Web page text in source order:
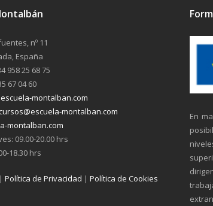
nº 11
España
958 25 68 75
67 04 60
montalban.com
montalban.com
montalban.com
09.00-20.00 hrs
18.30 hrs
| Política de Privacidad | Política de Cookies
En